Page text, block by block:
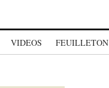
VIDEOS FEUILLETON